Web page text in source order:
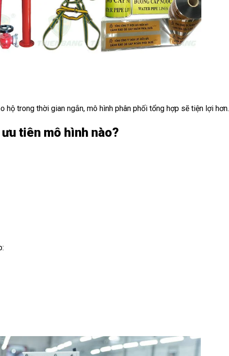
trong thời gian ngắn, mô hình phân phối tổng hợp sẽ tiện lợi hơn.
tiên mô hình nào?